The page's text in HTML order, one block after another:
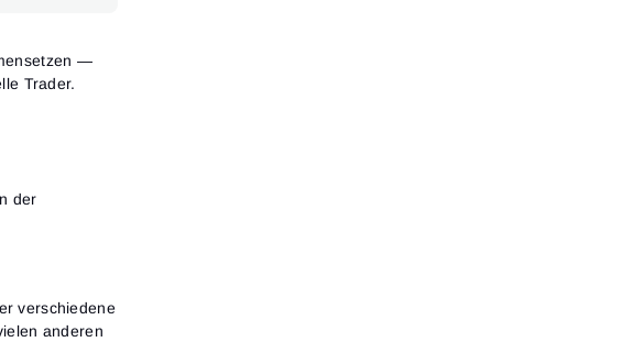
—
Trader.
der
verschiedene
anderen